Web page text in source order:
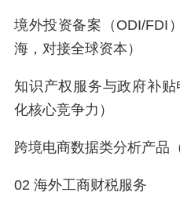
境外投资备案（ODI/FDI
海，对接全球资本）
知识产权服务与政府补
化核心竞争力）
跨境电商数据类分析产品
02 海外工商财税服务